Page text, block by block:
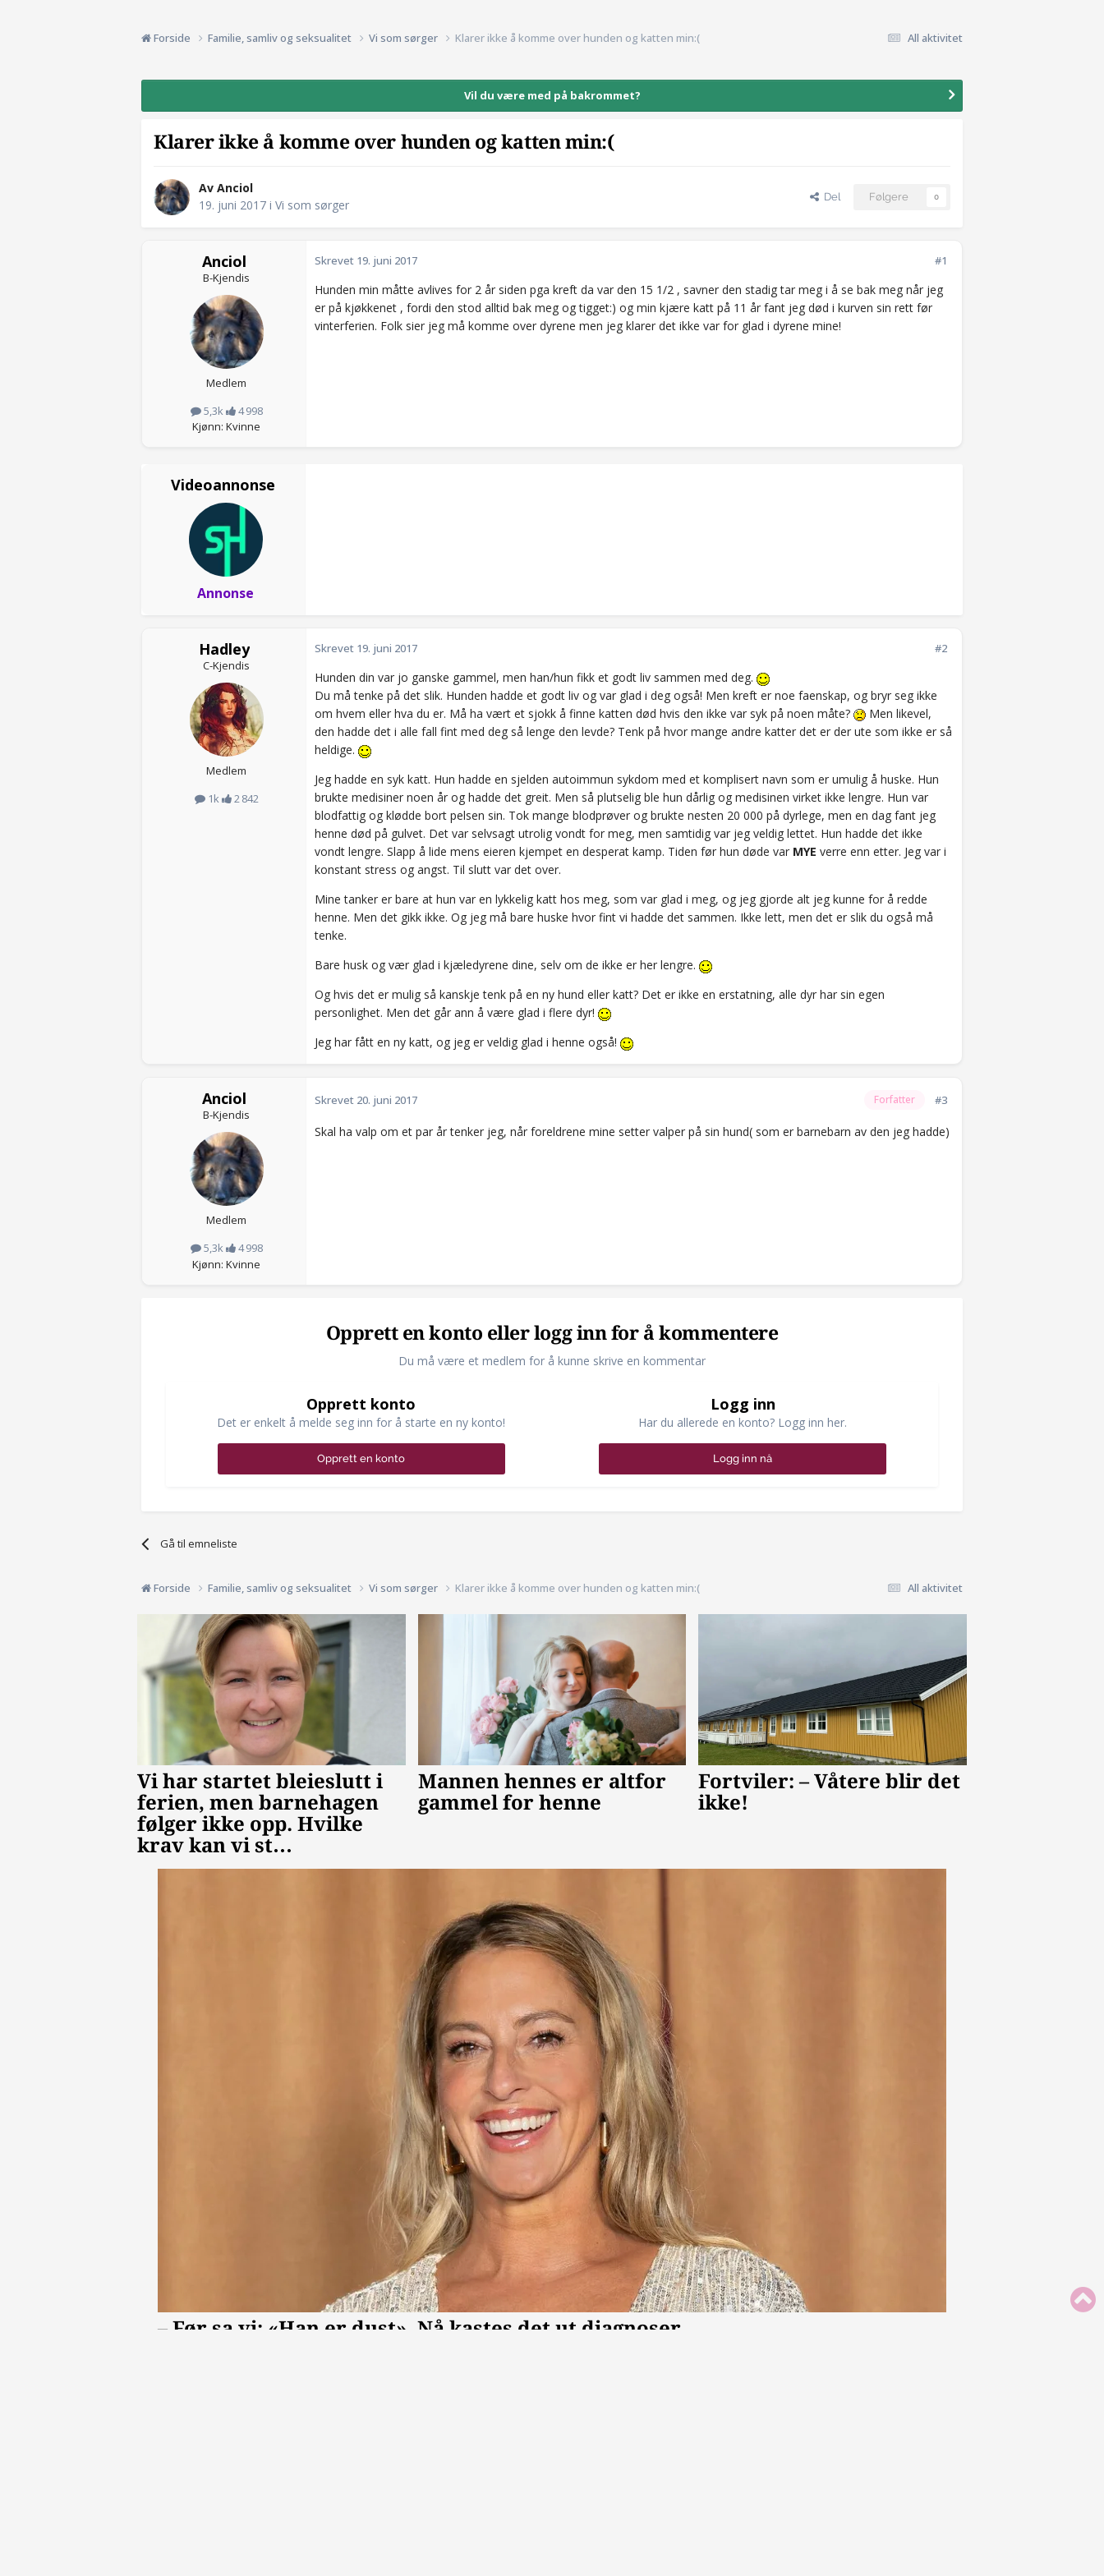
All aktivitet
Forside Familie, samliv og seksualitet Vi som sørger Klarer ikke å komme over hunden og katten min:(
Vil du være med på bakrommet?
Klarer ikke å komme over hunden og katten min:(
Av Anciol
19. juni 2017 i Vi som sørger
Del Følgere 0
Anciol
B-Kjendis
Medlem
5,3k
4 998
Kjønn: Kvinne
#1
Skrevet 19. juni 2017
Hunden min måtte avlives for 2 år siden pga kreft da var den 15 1/2 , savner den stadig tar meg i å se bak meg når jeg
er på kjøkkenet , fordi den stod alltid bak meg og tigget:) og min kjære katt på 11 år fant jeg død i kurven sin rett før
vinterferien. Folk sier jeg må komme over dyrene men jeg klarer det ikke var for glad i dyrene mine!
Videoannonse
Annonse
Hadley
C-Kjendis
Medlem
1k
2 842
#2
Skrevet 19. juni 2017
Hunden din var jo ganske gammel, men han/hun fikk et godt liv sammen med deg.
Du må tenke på det slik. Hunden hadde et godt liv og var glad i deg også! Men kreft er noe faenskap, og bryr seg ikke
om hvem eller hva du er. Må ha vært et sjokk å finne katten død hvis den ikke var syk på noen måte?
Men likevel,
den hadde det i alle fall fint med deg så lenge den levde? Tenk på hvor mange andre katter det er der ute som ikke er så
heldige.
Jeg hadde en syk katt. Hun hadde en sjelden autoimmun sykdom med et komplisert navn som er umulig å huske. Hun
brukte medisiner noen år og hadde det greit. Men så plutselig ble hun dårlig og medisinen virket ikke lengre. Hun var
blodfattig og klødde bort pelsen sin. Tok mange blodprøver og brukte nesten 20 000 på dyrlege, men en dag fant jeg
henne død på gulvet. Det var selvsagt utrolig vondt for meg, men samtidig var jeg veldig lettet. Hun hadde det ikke
vondt lengre. Slapp å lide mens eieren kjempet en desperat kamp. Tiden før hun døde var MYE verre enn etter. Jeg var i
konstant stress og angst. Til slutt var det over.
Mine tanker er bare at hun var en lykkelig katt hos meg, som var glad i meg, og jeg gjorde alt jeg kunne for å redde
henne. Men det gikk ikke. Og jeg må bare huske hvor fint vi hadde det sammen. Ikke lett, men det er slik du også må
tenke.
Bare husk og vær glad i kjæledyrene dine, selv om de ikke er her lengre.
Og hvis det er mulig så kanskje tenk på en ny hund eller katt? Det er ikke en erstatning, alle dyr har sin egen
personlighet. Men det går ann å være glad i flere dyr!
Jeg har fått en ny katt, og jeg er veldig glad i henne også!
Anciol
B-Kjendis
Medlem
5,3k
4 998
Kjønn: Kvinne
Forfatter #3
Skrevet 20. juni 2017
Skal ha valp om et par år tenker jeg, når foreldrene mine setter valper på sin hund( som er barnebarn av den jeg hadde)
Opprett en konto eller logg inn for å kommentere
Du må være et medlem for å kunne skrive en kommentar
Opprett konto
Det er enkelt å melde seg inn for å starte en ny konto!
Opprett en konto
Logg inn
Har du allerede en konto? Logg inn her.
Logg inn nå
Gå til emneliste
All aktivitet
Forside Familie, samliv og seksualitet Vi som sørger Klarer ikke å komme over hunden og katten min:(